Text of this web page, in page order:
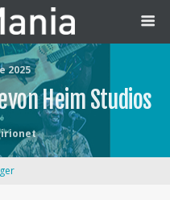
2025
Heim Studios